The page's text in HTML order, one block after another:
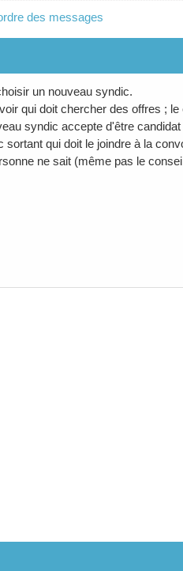
des messages
un nouveau syndic.
qui doit chercher des offres ;
syndic accepte d'être
sortant qui doit le joindre à la
ne sait (même pas le